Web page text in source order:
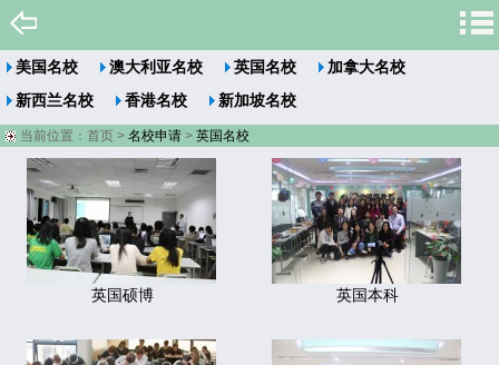
美国名校 澳大利亚名校 英国名校
加拿大名校
新西兰名校
香港名校 新加坡名校
当前位置： 首页 > 名校申请 > 英国名校
英国硕博 英国本科